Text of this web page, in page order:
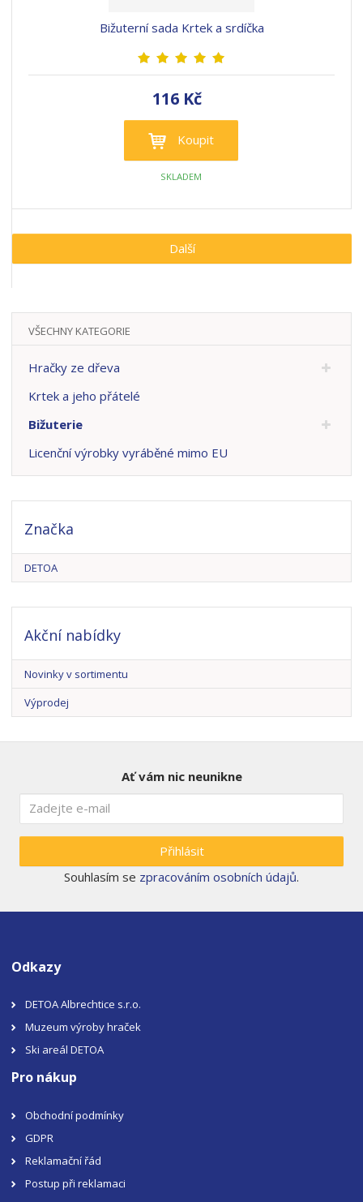
Bižuterní sada Krtek a srdíčka
116 Kč
Koupit
SKLADEM
Další
VŠECHNY KATEGORIE
Hračky ze dřeva
Krtek a jeho přátelé
Bižuterie
Licenční výrobky vyráběné mimo EU
Značka
DETOA
Akční nabídky
Novinky v sortimentu
Výprodej
Ať vám nic neunikne
Přihlásit
Souhlasím se zpracováním osobních údajů.
Odkazy
DETOA Albrechtice s.r.o.
Muzeum výroby hraček
Ski areál DETOA
Pro nákup
Obchodní podmínky
GDPR
Reklamační řád
Postup při reklamaci